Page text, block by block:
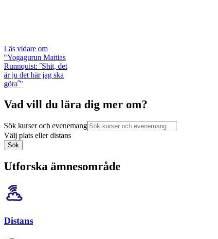
Läs vidare om
"Yogagurun Mattias
Runnquist: ˝Shit, det
är ju det här jag ska
göra˝"
Vad vill du lära dig mer om?
Sök kurser och evenemang
Välj plats eller distans
Sök
Utforska ämnesområde
Distans